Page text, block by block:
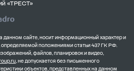
«ТРЕСТ»
сайте, носит информационный характер и
определяемой положениями статьи 437 ГК РФ.
файлов, планировок и видео,
, не допускается без письменного
объектов, представленных на данном